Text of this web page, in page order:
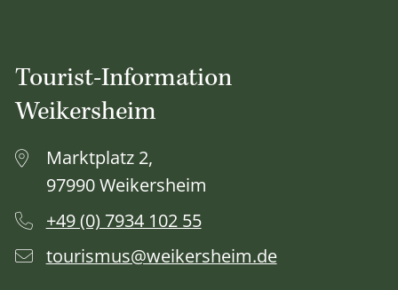
Tourist-Information
Weikersheim
Marktplatz 2,
97990 Weikersheim
+49 (0) 7934 102 55
tourismus@weikersheim.de